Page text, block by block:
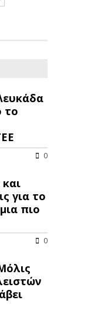
το
0
για το
πιο
0